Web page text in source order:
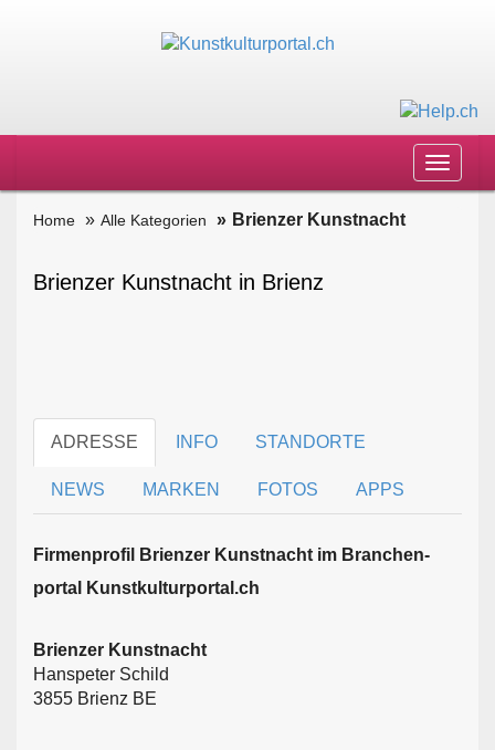
Toggle
Home Alle Kategorien Brienzer Kunstnacht
Brienzer Kunstnacht in Brienz
ADRESSE INFO STANDORTE
NEWS MARKEN FOTOS APPS
Firmen­profil Brienzer Kunstnacht im Branchen­
portal Kunstkulturportal.ch
Brienzer Kunstnacht
Hanspeter Schild
3855 Brienz BE